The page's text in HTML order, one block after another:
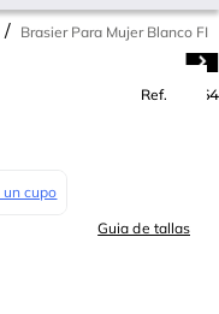
Brasier Para Mujer Blanco FI
Ref.
605164
Guia de tallas